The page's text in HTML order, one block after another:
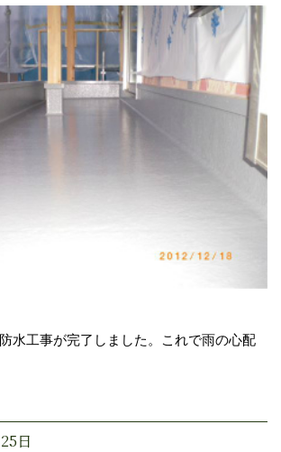
水工事が完了しました。これで雨の心配
日